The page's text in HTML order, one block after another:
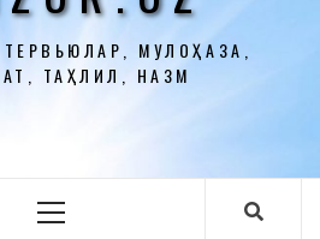
МУЛОҲАЗА,
ТАҲЛИЛ, НАЗМ
меню